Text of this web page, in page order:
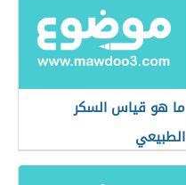
ما هو قياس السكر
الطبيعي